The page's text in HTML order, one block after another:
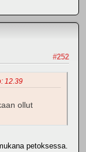
#252
12.39
ollut
petoksessa.